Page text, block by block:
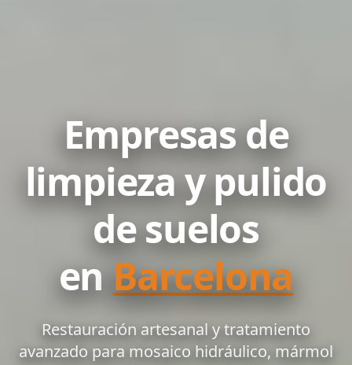
Empresas de
limpieza y pulido
de suelos
en Barcelona
Restauración artesanal y tratamiento
avanzado para mosaico hidráulico, mármol